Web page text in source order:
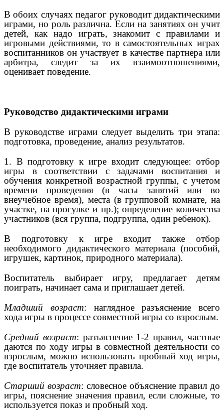
В обоих случаях педагог руководит дидактическими
играми, но роль различна. Если на занятиях он учит
детей, как надо играть, знакомит с правилами и
игровыми действиями, то в самостоятельных играх
воспитанников он участвует в качестве партнера или
арбитра, следит за их взаимоотношениями,
оценивает поведение.
Руководство дидактическими играми
В руководстве играми следует выделить три этапа:
подготовка, проведение, анализ результатов.
1. В подготовку к игре входит следующее: отбор
игры в соответствии с задачами воспитания и
обучения конкретной возрастной группы, с учетом
времени проведения (в часы занятий или во
внеучебное время), места (в групповой комнате, на
участке, на прогулке и пр.); определение количества
участников (вся группа, подгруппа, один ребенок).
В подготовку к игре входит также отбор
необходимого дидактического материала (пособий,
игрушек, картинок, природного материала).
Воспитатель выбирает игру, предлагает детям
поиграть, начинает сама и приглашает детей.
Младший возраст: наглядное разъяснение всего
хода игры в процессе совместной игры со взрослым.
Средний возраст: разъяснение 1-2 правил, частные
даются по ходу игры в совместной деятельности со
взрослым, можно использовать пробный ход игры,
где воспитатель уточняет правила.
Старший возраст: словесное объяснение правил до
игры, пояснение значения правил, если сложные, то
используется показ и пробный ход.